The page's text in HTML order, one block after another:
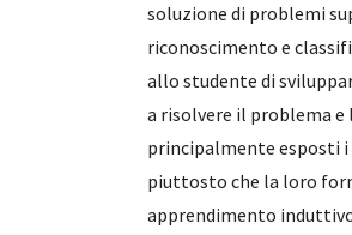
soluzione di problemi
riconoscimento e
allo studente di
a risolvere il problema
principalmente esposti
piuttosto che la loro
apprendimento